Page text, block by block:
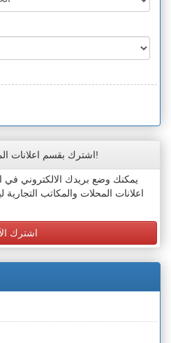
اشترك بقسم اعلانات المحلات والمكاتب التجارية مجاناً!
يمكنك وضع بريدك الالكتروني في
اعلانات المحلات والمكاتب
اشترك